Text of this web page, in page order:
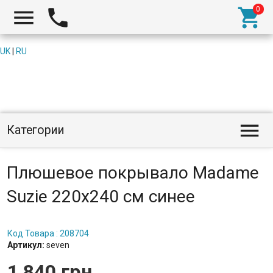
  
UK RU
Категории 
Плюшевое покрывало Madame
Suzie 220х240 см синее
Код Товара : 208704
Артикул: seven